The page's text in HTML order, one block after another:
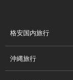
格安国内旅行
沖縄旅行